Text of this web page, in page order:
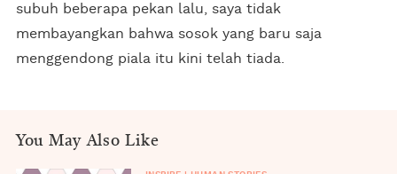
subuh beberapa pekan lalu, saya tidak
membayangkan bahwa sosok yang baru saja
menggendong piala itu kini telah tiada.
You May Also Like